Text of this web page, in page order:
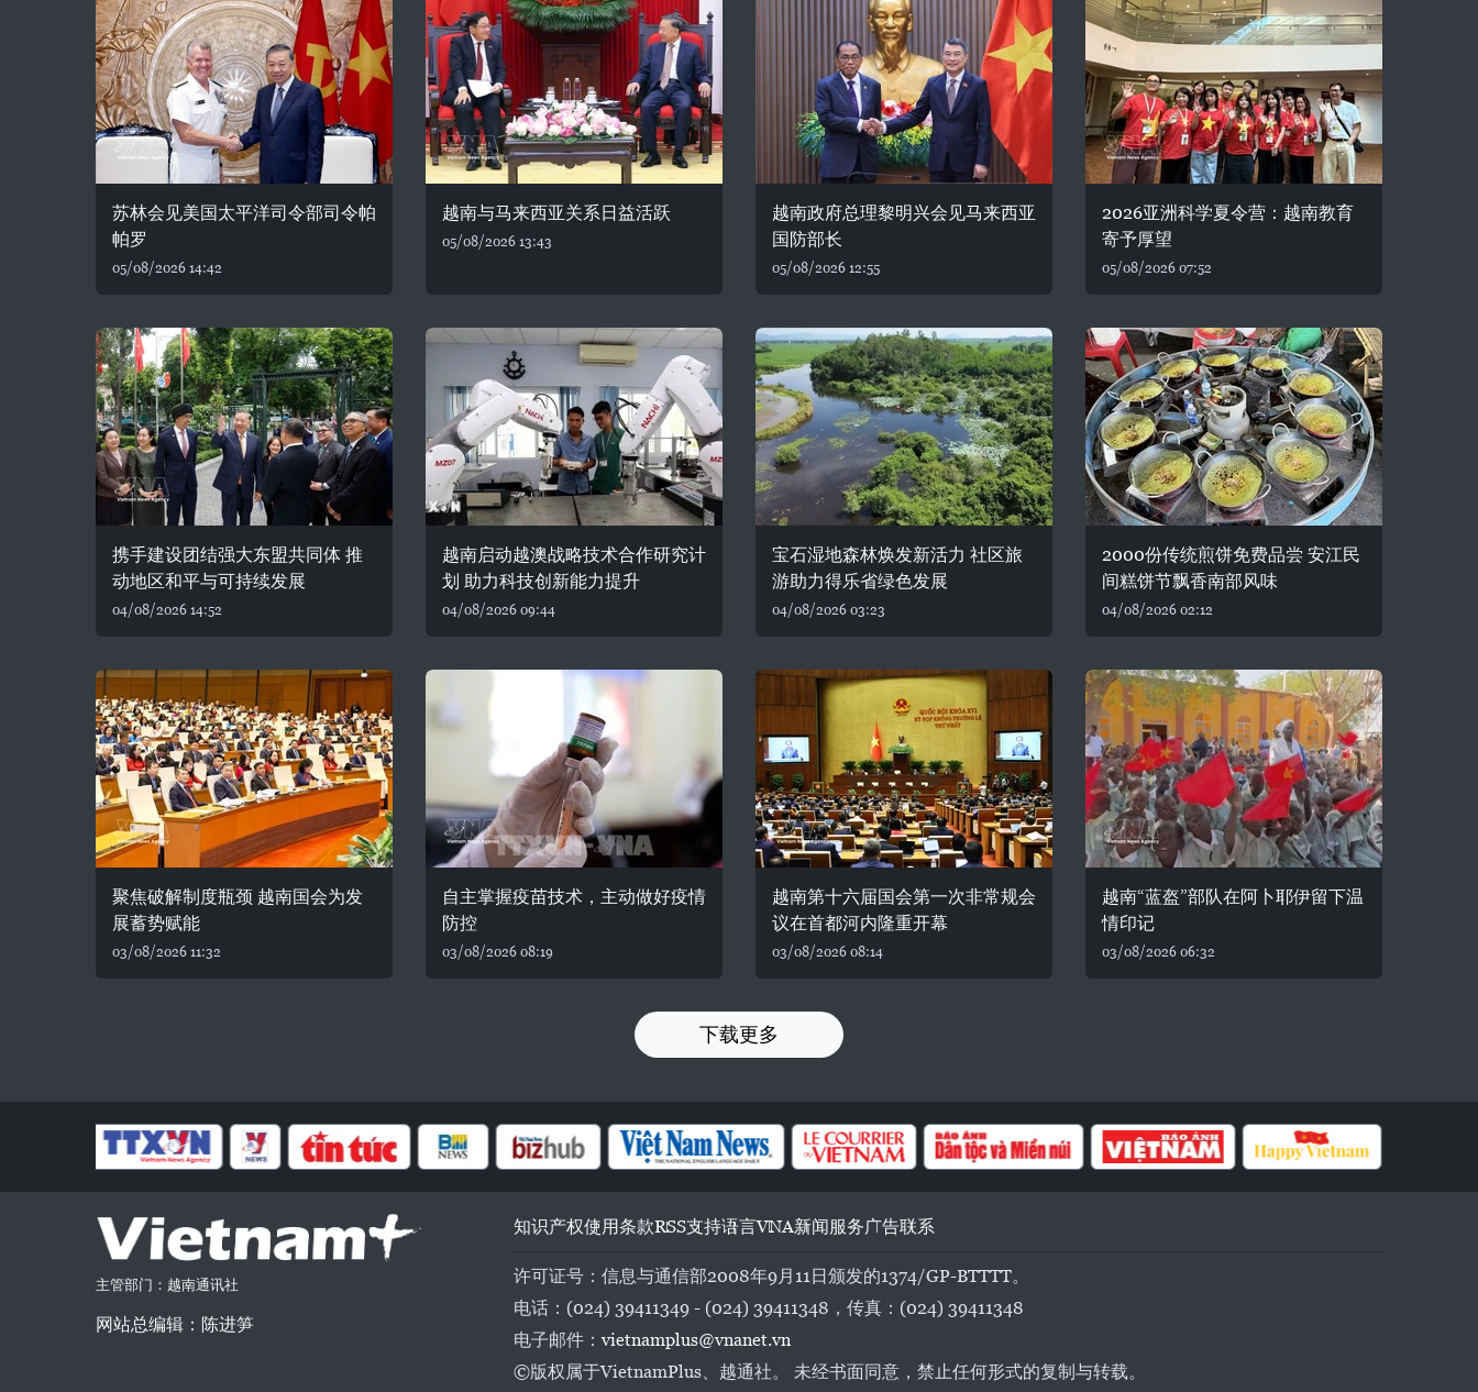
苏林会见美国太平洋司令部司令帕
帕罗
05/08/2026 14:42
越南与马来西亚关系日益活跃
05/08/2026 13:43
越南政府总理黎明兴会见马来西亚
国防部长
05/08/2026 12:55
2026亚洲科学夏令营：越南教育
寄予厚望
05/08/2026 07:52
携手建设团结强大东盟共同体 推
动地区和平与可持续发展
04/08/2026 14:52
越南启动越澳战略技术合作研究计
划 助力科技创新能力提升
04/08/2026 09:44
宝石湿地森林焕发新活力 社区旅
游助力得乐省绿色发展
04/08/2026 03:23
2000份传统煎饼免费品尝 安江民
间糕饼节飘香南部风味
04/08/2026 02:12
聚焦破解制度瓶颈 越南国会为发
展蓄势赋能
03/08/2026 11:32
自主掌握疫苗技术，主动做好疫情
防控
03/08/2026 08:19
越南第十六届国会第一次非常规会
议在首都河内隆重开幕
03/08/2026 08:14
越南“蓝盔”部队在阿卜耶伊留下温
情印记
03/08/2026 06:32
下载更多
主管部门：越南通讯社
网站总编辑：陈进笋
知识产权使用条款RSS支持语言VNA新闻服务广告联系
许可证号：信息与通信部2008年9月11日颁发的1374/GP-BTTTT。
电话：(024) 39411349 - (024) 39411348，传真：(024) 39411348
电子邮件：vietnamplus@vnanet.vn
©版权属于VietnamPlus、越通社。 未经书面同意，禁止任何形式的复制与转载。